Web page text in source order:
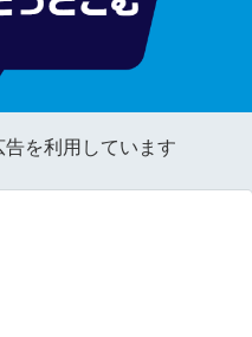
を利用しています